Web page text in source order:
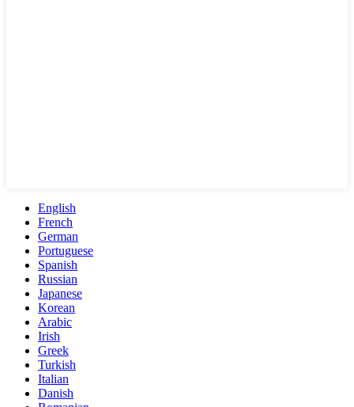
English
French
German
Portuguese
Spanish
Russian
Japanese
Korean
Arabic
Irish
Greek
Turkish
Italian
Danish